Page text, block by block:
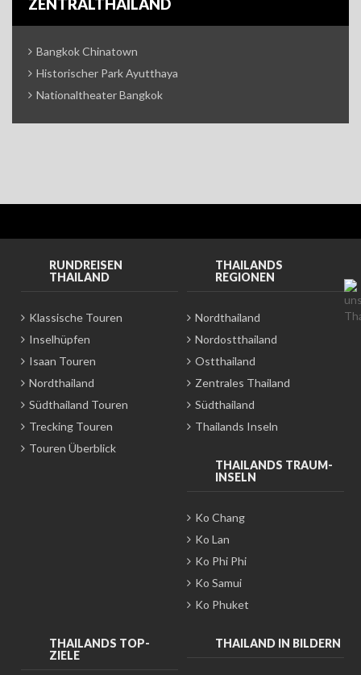
ZENTRALTHAILAND
Bangkok Chinatown
Historischer Park Ayutthaya
Nationaltheater Bangkok
RUNDREISEN
THAILAND
Klassische Touren
Inselhüpfen
Isaan Touren
Nordthailand
Südthailand Touren
Trecking Touren
Touren Überblick
THAILANDS
REGIONEN
Nordthailand
Nordostthailand
Ostthailand
Zentrales Thailand
Südthailand
Thailands Inseln
THAILANDS TRAUM-
INSELN
Ko Chang
Ko Lan
Ko Phi Phi
Ko Samui
Ko Phuket
THAILANDS TOP-
ZIELE
THAILAND IN BILDERN